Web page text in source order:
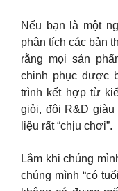
Nếu bạn là một
phân tích các bản
rằng mọi sản
chinh phục được
trình kết hợp từ
giỏi, đội R&D
liệu rất “chịu chơi”.
Lắm khi chúng
chúng mình “có